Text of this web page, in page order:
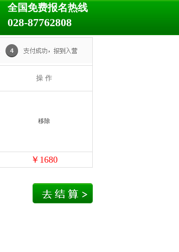
全国免费报名热线
028-87762808
操 作
移除
￥ 1680